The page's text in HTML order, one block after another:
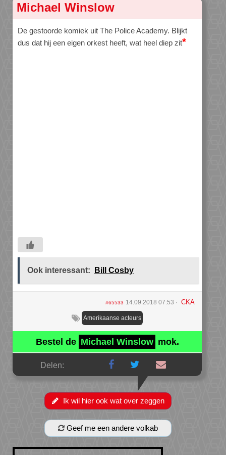
Michael Winslow
De gestoorde komiek uit The Police Academy. Blijkt
dus dat hij een eigen orkest heeft, wat heel diep zit*
Ook interessant: Bill Cosby
#65533 14.09.2018 07:53 CKA
Amerikaanse acteurs
Bestel de Michael Winslow mok.
Delen:
Ik wil hier ook wat over zeggen
Geef me een andere volkab